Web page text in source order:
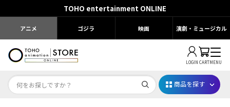
LOGIN CARTMENU
商品を探す
TOHO entertainment ONLINE
アニメ ゴジラ 映画 演劇・ミュージカル